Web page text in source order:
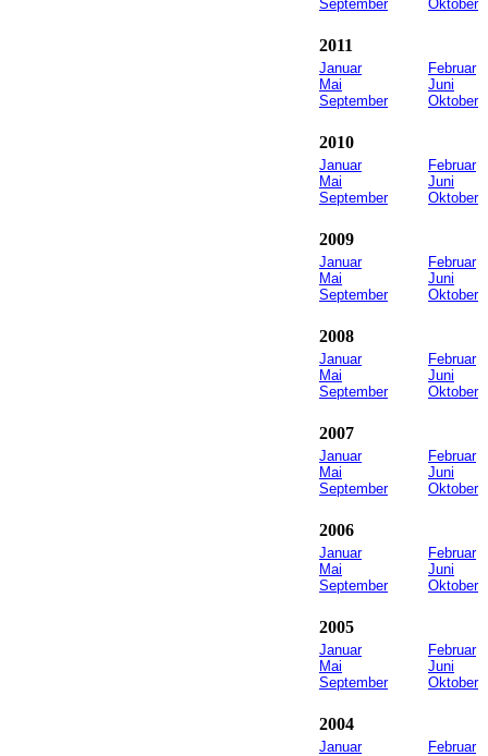
September
Oktober
2011
Januar
Mai
September
Februar
Juni
Oktober
2010
Januar
Mai
September
Februar
Juni
Oktober
2009
Januar
Mai
September
Februar
Juni
Oktober
2008
Januar
Mai
September
Februar
Juni
Oktober
2007
Januar
Mai
September
Februar
Juni
Oktober
2006
Januar
Mai
September
Februar
Juni
Oktober
2005
Januar
Mai
September
Februar
Juni
Oktober
2004
Januar
Februar